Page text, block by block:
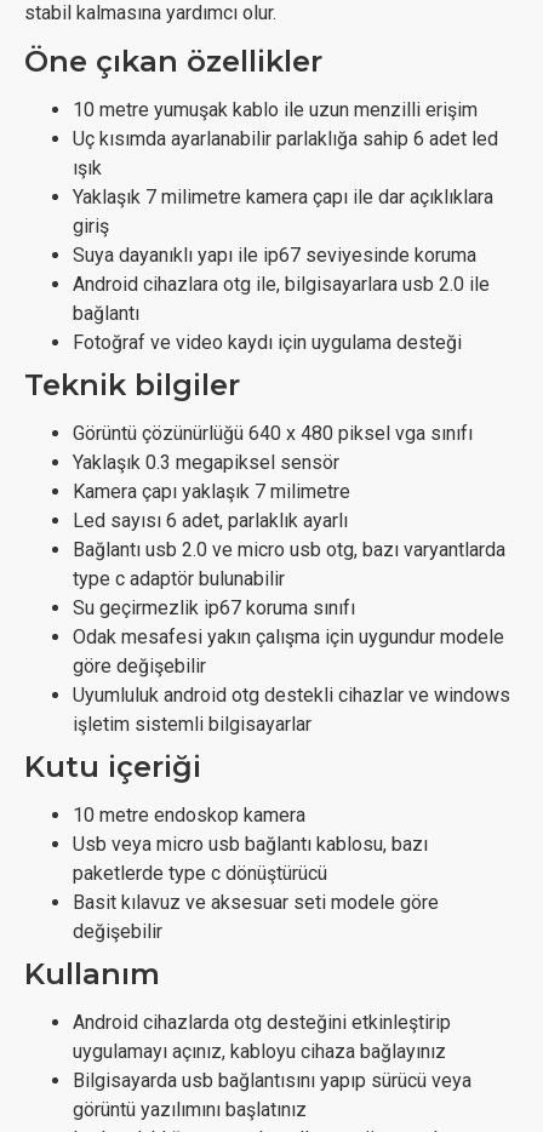
stabil kalmasına yardımcı olur.
Öne çıkan özellikler
10 metre yumuşak kablo ile uzun menzilli erişim
Uç kısımda ayarlanabilir parlaklığa sahip 6 adet led
ışık
Yaklaşık 7 milimetre kamera çapı ile dar açıklıklara
giriş
Suya dayanıklı yapı ile ip67 seviyesinde koruma
Android cihazlara otg ile, bilgisayarlara usb 2.0 ile
bağlantı
Fotoğraf ve video kaydı için uygulama desteği
Teknik bilgiler
Görüntü çözünürlüğü 640 x 480 piksel vga sınıfı
Yaklaşık 0.3 megapiksel sensör
Kamera çapı yaklaşık 7 milimetre
Led sayısı 6 adet, parlaklık ayarlı
Bağlantı usb 2.0 ve micro usb otg, bazı varyantlarda
type c adaptör bulunabilir
Su geçirmezlik ip67 koruma sınıfı
Odak mesafesi yakın çalışma için uygundur modele
göre değişebilir
Uyumluluk android otg destekli cihazlar ve windows
işletim sistemli bilgisayarlar
Kutu içeriği
10 metre endoskop kamera
Usb veya micro usb bağlantı kablosu, bazı
paketlerde type c dönüştürücü
Basit kılavuz ve aksesuar seti modele göre
değişebilir
Kullanım
Android cihazlarda otg desteğini etkinleştirip
uygulamayı açınız, kabloyu cihaza bağlayınız
Bilgisayarda usb bağlantısını yapıp sürücü veya
görüntü yazılımını başlatınız